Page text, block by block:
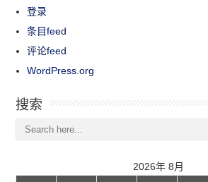
登录
条目feed
评论feed
WordPress.org
搜索
2026年 8月